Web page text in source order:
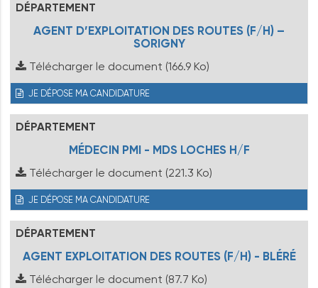
DÉPARTEMENT
AGENT D’EXPLOITATION DES ROUTES (F/H) –
SORIGNY
Télécharger le document (166.9 Ko)
JE DÉPOSE MA CANDIDATURE
DÉPARTEMENT
MÉDECIN PMI - MDS LOCHES H/F
Télécharger le document (221.3 Ko)
JE DÉPOSE MA CANDIDATURE
DÉPARTEMENT
AGENT EXPLOITATION DES ROUTES (F/H) - BLÉRÉ
Télécharger le document (87.7 Ko)